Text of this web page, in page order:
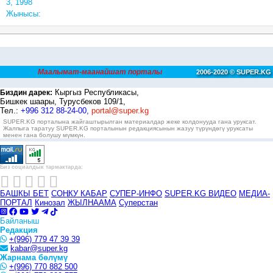
3, 1998
Жынысы:
Маалымат-маанайшат порталы 2006-2020 © SUPER.KG
Биздин дарек: Кыргыз Республикасы,
Бишкек шаары, Турусбеков 109/1,
Тел.: +996 312 88-24-00, portal@super.kg
SUPER.KG порталына жайгаштырылган материалдар жеке колдонууда гана уруксат.
Жалпыга таратуу SUPER.KG порталынын редакциясынын жазуу түрүндөгү уруксаты
менен гана болушу мүмкүн.
Биз социалдык тармактарда:
БАШКЫ БЕТ СОҢКУ КАБАР СУПЕР-ИНФО SUPER.KG ВИДЕО МЕДИА-
ПОРТАЛ Кинозал ЖЫЛНААМА Суперстан
Байланыш
Редакция
+(996) 779 47 39 39
kabar@super.kg
Жарнама бөлүмү
+(996) 770 882 500